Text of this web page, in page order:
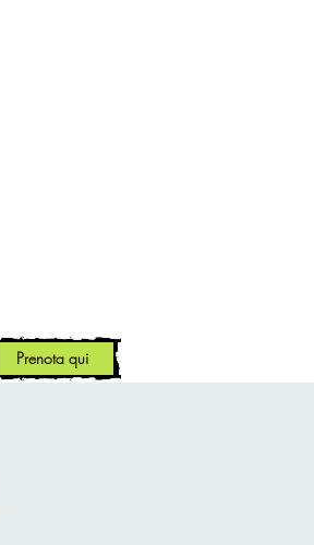
Prenota qui